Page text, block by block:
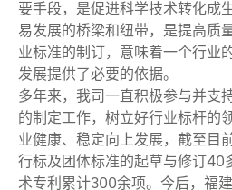
要手段，是促进科学技术转化成
易发展的桥梁和纽带，是提高质
业标准的制订，意味着一个行业
发展提供了必要的依据。
多年来，我司一直积极参与并支
的制定工作，树立好行业标杆的
业健康、稳定向上发展，截至目
行标及团体标准的起草与修订40
术专利累计300余项。今后，福